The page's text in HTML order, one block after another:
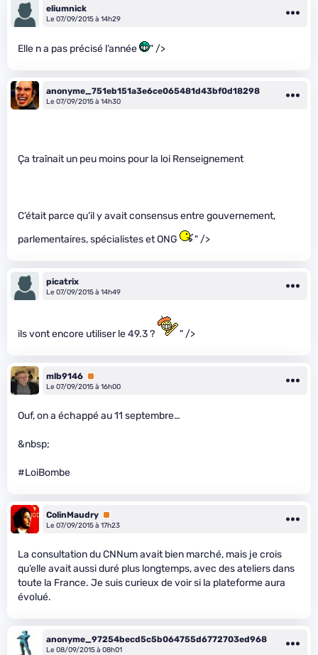
eliumnick
Le 07/09/2015 à 14h29
Elle n a pas précisé l’année " />
anonyme_751eb151a3e6ce065481d43bf0d18298
Le 07/09/2015 à 14h30
Ça traînait un peu moins pour la loi Renseignement
C’était parce qu’il y avait consensus entre gouvernement,
parlementaires, spécialistes et ONG
" />
picatrix
Le 07/09/2015 à 14h49
ils vont encore utiliser le 49.3 ? " />
mlb9146 Premium
Le 07/09/2015 à 16h00
Ouf, on a échappé au 11 septembre…
&nbsp;
#LoiBombe
ColinMaudry Premium
Le 07/09/2015 à 17h23
La consultation du CNNum avait bien marché, mais je crois
qu’elle avait aussi duré plus longtemps, avec des ateliers dans
toute la France. Je suis curieux de voir si la plateforme aura
évolué.
anonyme_97254becd5c5b064755d6772703ed968
Le 08/09/2015 à 08h01